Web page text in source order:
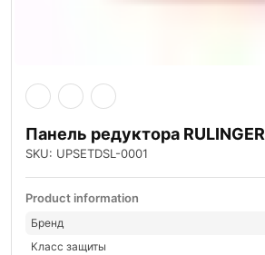
Панель редуктора RULINGER
SKU: UPSETDSL-0001
Product information
Бренд
Класс защиты